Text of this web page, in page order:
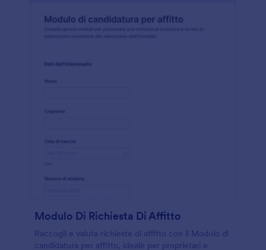
Modulo Di Richiesta Di Affitto
Raccogli e valuta richieste di affitto con il Modulo di
candidatura per affitto, ideale per proprietari e